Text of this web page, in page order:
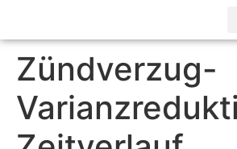
Zündverzug-